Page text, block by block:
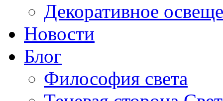
Декоративное
Новости
Блог
Философия света